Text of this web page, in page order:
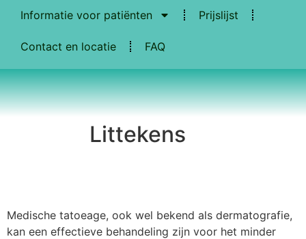
Informatie voor patiënten Prijslijst
Contact en locatie FAQ
Littekens
Medische tatoeage, ook wel bekend als dermatografie,
kan een effectieve behandeling zijn voor het minder